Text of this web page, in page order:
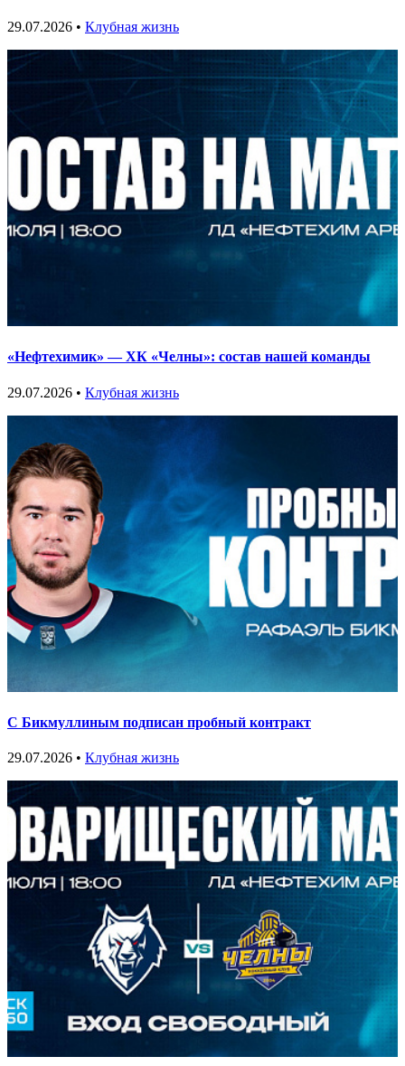
29.07.2026 • Клубная жизнь
«Нефтехимик» — ХК «Челны»: состав нашей команды
29.07.2026 • Клубная жизнь
С Бикмуллиным подписан пробный контракт
29.07.2026 • Клубная жизнь